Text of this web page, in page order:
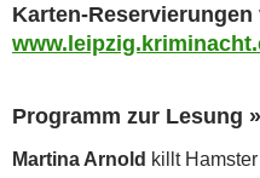
Karten-
Programm zur Lesung »
Martina Arnold killt